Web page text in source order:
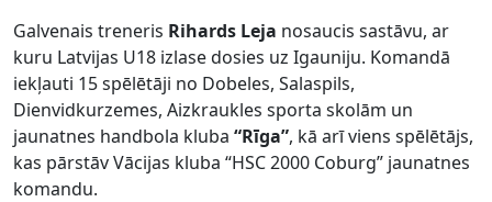
Galvenais treneris Rihards Leja nosaucis sastāvu, ar
kuru Latvijas U18 izlase dosies uz Igauniju. Komandā
iekļauti 15 spēlētāji no Dobeles, Salaspils,
Dienvidkurzemes, Aizkraukles sporta skolām un
jaunatnes handbola kluba “Rīga”, kā arī viens spēlētājs,
kas pārstāv Vācijas kluba “HSC 2000 Coburg” jaunatnes
komandu.